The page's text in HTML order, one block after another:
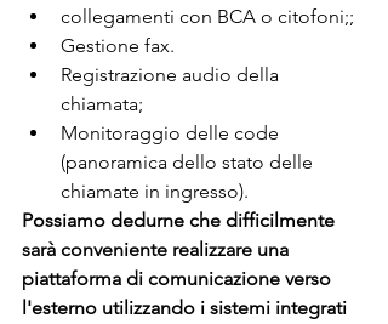
collegamenti con BCA o citofoni;;
Gestione fax.
Registrazione audio della
chiamata;
Monitoraggio delle code
(panoramica dello stato delle
chiamate in ingresso).
Possiamo dedurne che difficilmente
sarà conveniente realizzare una
piattaforma di comunicazione verso
l'esterno utilizzando i sistemi integrati